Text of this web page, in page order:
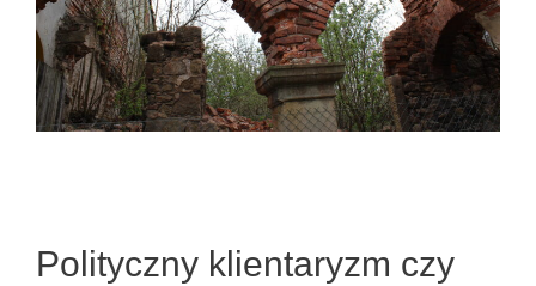
Polityczny klientaryzm czy